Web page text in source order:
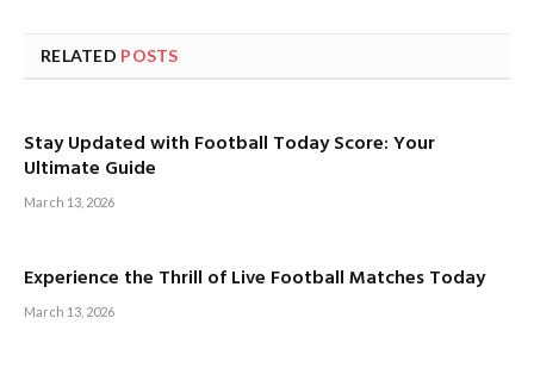
RELATED POSTS
Stay Updated with Football Today Score: Your
Ultimate Guide
March 13, 2026
Experience the Thrill of Live Football Matches Today
March 13, 2026